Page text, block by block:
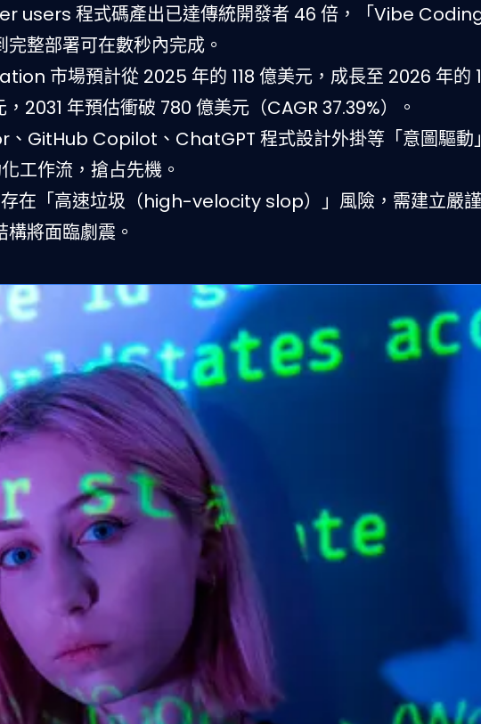
users 程式碼產出已達傳統開發者 46 倍，「Vibe
整部署可在數秒內完成。
市場預計從 2025 年的 118 億美元，成長至 2026 年的
2031 年預估衝破 780 億美元（CAGR 37.39%）。
、GitHub Copilot、ChatGPT 程式設計外掛等「意圖驅動
工作流，搶占先機。
在「高速垃圾（high-velocity slop）」風險，需建立嚴
將面臨劇震。